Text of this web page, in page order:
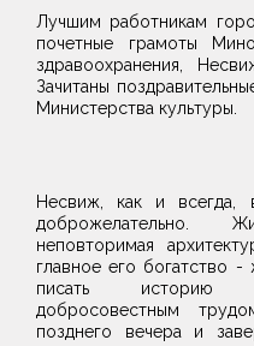
Лучшим работникам
почетные грамоты
здравоохранения,
Зачитаны
Министерства культуры.
Несвиж, как и всегда,
доброжелательно.
неповторимая
главное его богатство
писать историю
добросовестным
позднего вечера и